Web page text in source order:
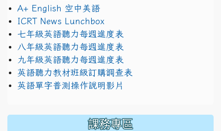
A+ English 空中美語
ICRT News Lunchbox
七年級英語聽力每週進度表
八年級英語聽力每週進度表
九年級英語聽力每週進度表
英語聽力教材班級訂購調查表
英語單字普測操作說明影片
課務專區